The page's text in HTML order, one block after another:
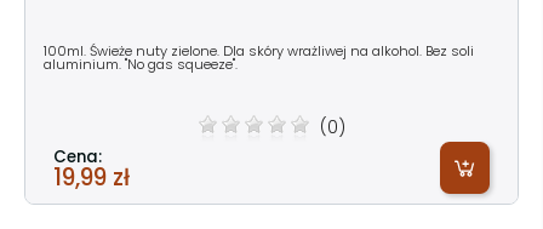
100ml. Świeże nuty zielone. Dla skóry wrażliwej na alkohol. Bez soli
aluminium. "No gas squeeze".
(0)
Cena:
19,99 zł